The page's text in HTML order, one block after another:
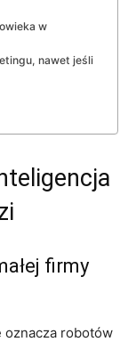
w
nawet jeśli
firmy
oznacza robotów